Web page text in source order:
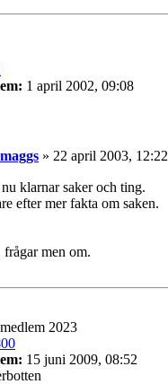
1 april 2002, 09:08
» 22 april 2003, 12:22
klarnar saker och ting.
efter mer fakta om saken.
men om.
2023
15 juni 2009, 08:52